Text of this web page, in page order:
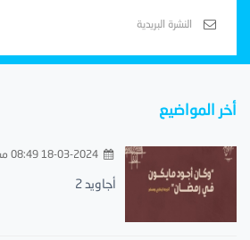
أخر المواضيع
18-03-2024 08:49 مساءً
أجاويد 2